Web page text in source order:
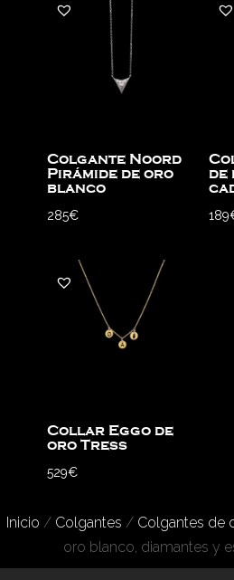
Colgante Noord
Pirámide de oro
blanco
285€
de
189
Collar Eggo de
oro Tress
529€
Inicio / Colgantes / Colgantes de
oro blanco, diamantes y